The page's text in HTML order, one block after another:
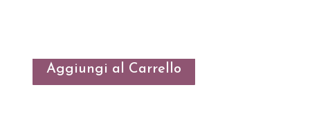
Aggiungi al Carrello